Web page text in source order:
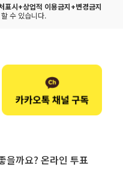
표시+상업적 이용금지+변경금지
수 있습니다.
을까요? 온라인 투표